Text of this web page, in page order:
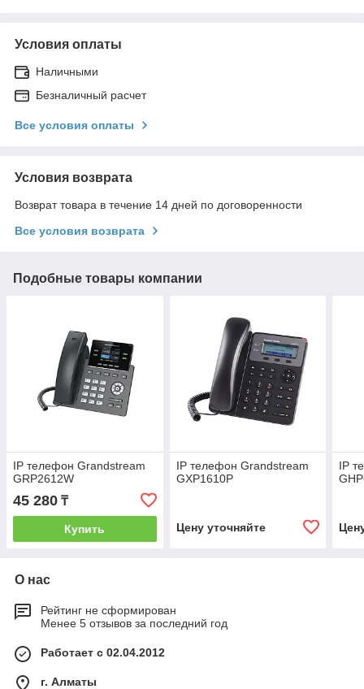
Условия оплаты
Наличными
Безналичный расчет
Все условия оплаты
Условия возврата
Возврат товара в течение 14 дней по договоренности
Все условия возврата
Подобные товары компании
IP телефон Grandstream
GRP2612W
45 280 ₸
Купить
IP телефон Grandstream
GXP1610P
Цену уточняйте
IP
О нас
Рейтинг не сформирован
Менее 5 отзывов за последний год
Работает с 02.04.2012
г. Алматы